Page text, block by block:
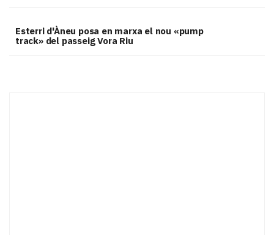
Esterri d'Àneu posa en marxa el nou «pump
track» del passeig Vora Riu